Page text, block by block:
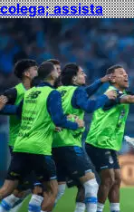
colega; assista